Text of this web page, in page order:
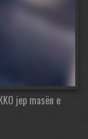
jep masën e